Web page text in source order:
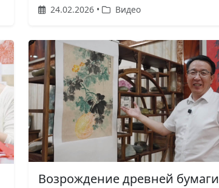
24.02.2026 • Видео
Возрождение древней бумаги